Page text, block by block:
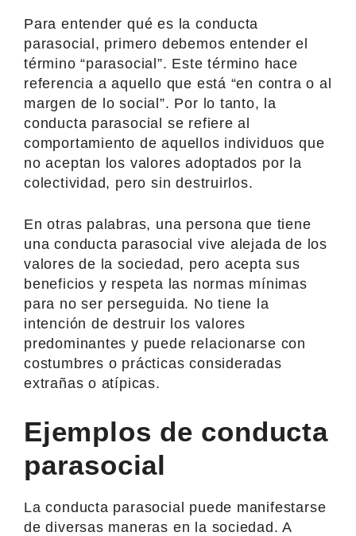
Para entender qué es la conducta
parasocial, primero debemos entender el
término “parasocial”. Este término hace
referencia a aquello que está “en contra o al
margen de lo social”. Por lo tanto, la
conducta parasocial se refiere al
comportamiento de aquellos individuos que
no aceptan los valores adoptados por la
colectividad, pero sin destruirlos.
En otras palabras, una persona que tiene
una conducta parasocial vive alejada de los
valores de la sociedad, pero acepta sus
beneficios y respeta las normas mínimas
para no ser perseguida. No tiene la
intención de destruir los valores
predominantes y puede relacionarse con
costumbres o prácticas consideradas
extrañas o atípicas.
Ejemplos de conducta
parasocial
La conducta parasocial puede manifestarse
de diversas maneras en la sociedad. A